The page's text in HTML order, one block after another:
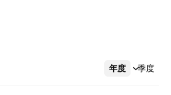
年度 季度
更多